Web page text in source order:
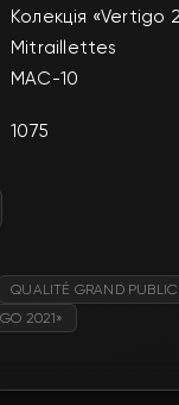
Колекція «Vertigo
Mitraillettes
MAC-10
1075
QUALITÉ GRAND PUBLIC
2021»